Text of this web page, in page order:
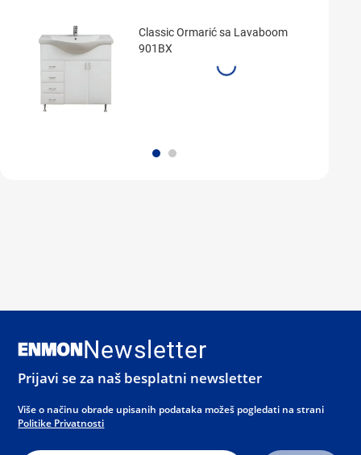
Classic Ormarić sa Lavaboom
901BX
Newsletter
Prijavi se za naš besplatni newsletter
Više o načinu obrade upisanih podataka možeš pogledati na strani
Politike Privatnosti